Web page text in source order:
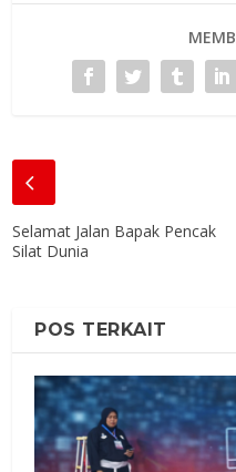
Selamat Jalan Bapak Pencak
Silat Dunia
POS TERKAIT